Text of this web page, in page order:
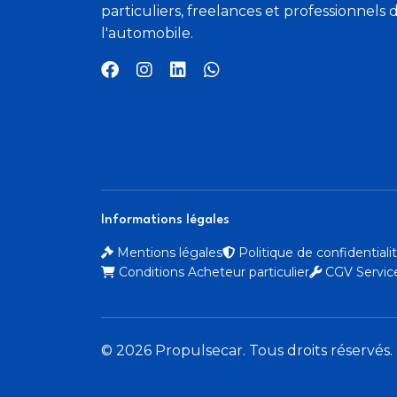
Radio Audio 20 CD avec écran couleur 15
lecteur CD compatible MP3/WMA/AAC
Rétroviseurs extérieurs électriques
particuliers, freelances et professionnels
l'automobile.
Informations légales
Mentions légales Politique de
Conditions Acheteur particulier
CGV
© 2026 Propulsecar. Tous droits réservés.